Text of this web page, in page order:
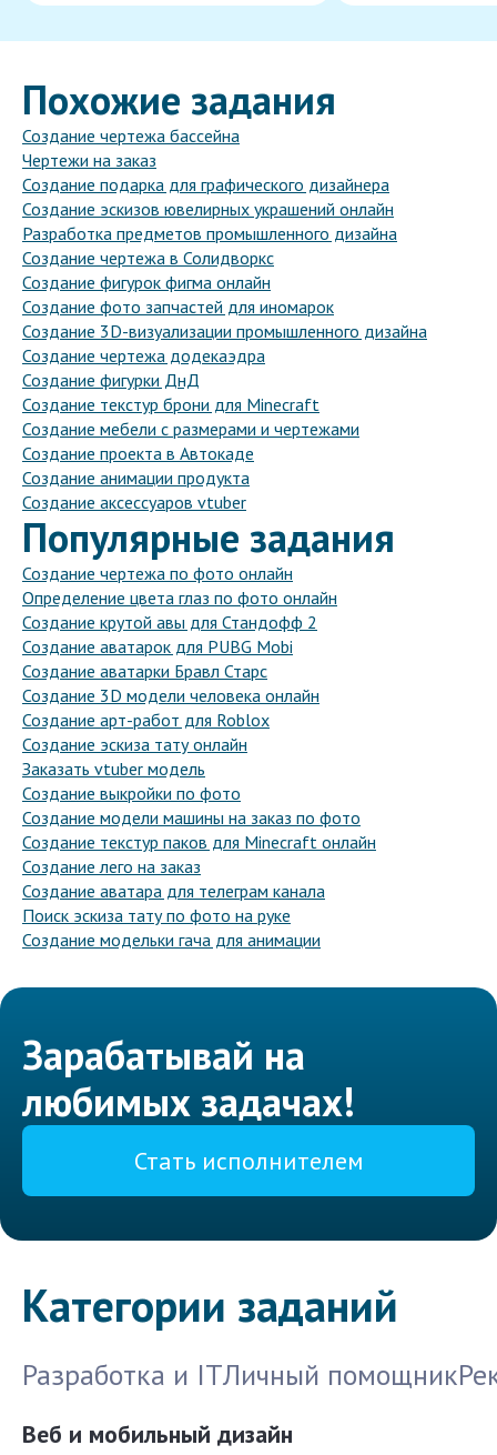
Похожие задания
Создание чертежа бассейна
Чертежи на заказ
Создание подарка для графического дизайнера
Создание эскизов ювелирных украшений онлайн
Разработка предметов промышленного дизайна
Создание чертежа в Солидворкс
Создание фигурок фигма онлайн
Создание фото запчастей для иномарок
Создание 3D-визуализации промышленного дизайна
Создание чертежа додекаэдра
Создание фигурки ДнД
Создание текстур брони для Minecraft
Создание мебели с размерами и чертежами
Создание проекта в Автокаде
Создание анимации продукта
Создание аксессуаров vtuber
Популярные задания
Создание чертежа по фото онлайн
Определение цвета глаз по фото онлайн
Создание крутой авы для Стандофф 2
Создание аватарок для PUBG Mobi
Создание аватарки Бравл Старс
Создание 3D модели человека онлайн
Создание арт-работ для Roblox
Создание эскиза тату онлайн
Заказать vtuber модель
Создание выкройки по фото
Создание модели машины на заказ по фото
Создание текстур паков для Minecraft онлайн
Создание лего на заказ
Создание аватара для телеграм канала
Поиск эскиза тату по фото на руке
Создание модельки гача для анимации
Зарабатывай на
любимых задачах!
Стать исполнителем
Категории заданий
Разработка и ITЛичный помощник
Веб и мобильный дизайн